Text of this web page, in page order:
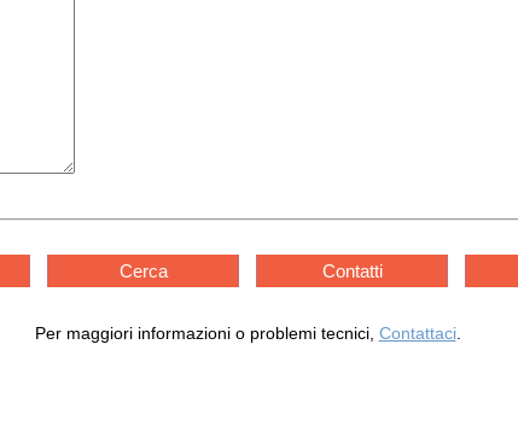
Cerca Contatti
Per maggiori informazioni o problemi tecnici, Contattaci.